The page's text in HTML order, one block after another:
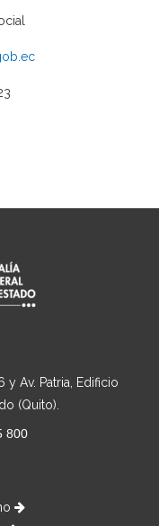
y Av. Patria, Edificio
(Quito).
800